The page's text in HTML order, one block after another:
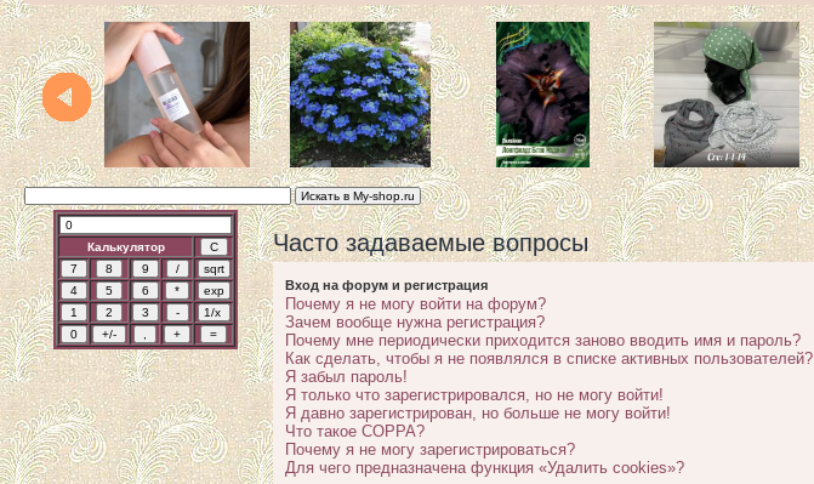
Калькулятор Часто задаваемые вопросы
Вход на форум и регистрация
Почему я не могу войти на форум?
Зачем вообще нужна регистрация?
Почему мне периодически приходится заново вводить имя и пароль?
Как сделать, чтобы я не появлялся в списке активных пользователей?
Я забыл пароль!
Я только что зарегистрировался, но не могу войти!
Я давно зарегистрирован, но больше не могу войти!
Что такое COPPA?
Почему я не могу зарегистрироваться?
Для чего предназначена функция «Удалить cookies»?